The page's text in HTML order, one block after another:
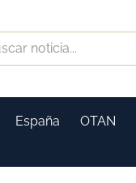
España OTAN